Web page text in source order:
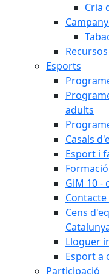
Cria
Esports
adults
Casals
Esport i
GiM 10 -
Cens
Lloguer
Esport a
Participació